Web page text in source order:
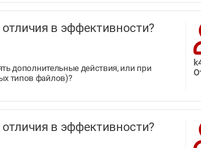
отличия в эффективности?
дополнительные действия, или при
типов файлов)?
отличия в эффективности?